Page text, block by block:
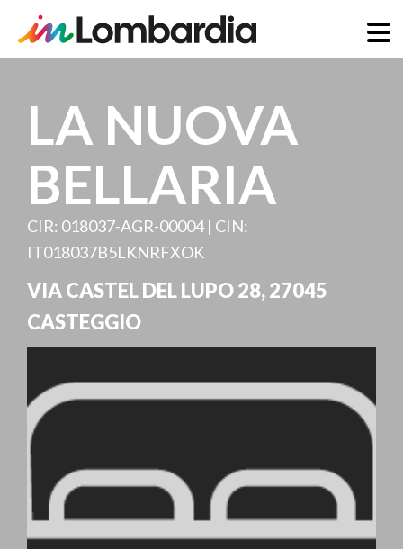
LA NUOVA
BELLARIA
CIR: 018037-AGR-00004 | CIN:
IT018037B5LKNRFXOK
VIA CASTEL DEL LUPO 28,27045
CASTEGGIO